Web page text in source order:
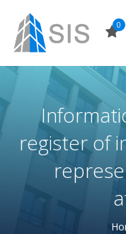
0
register of